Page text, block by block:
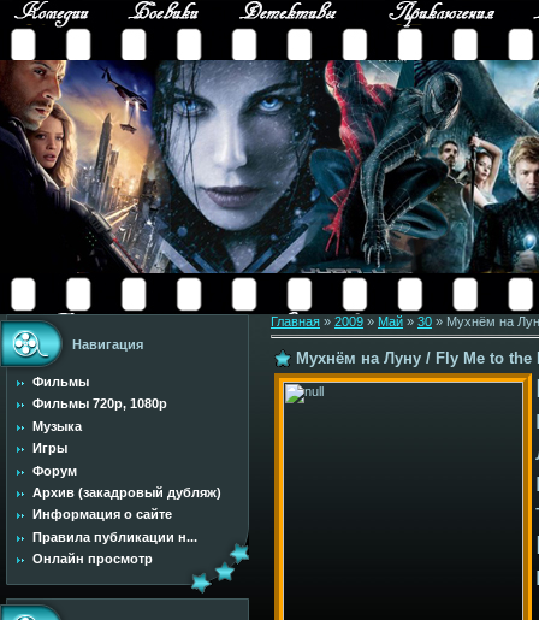
Навигация
Фильмы
Фильмы 720p, 1080p
Музыка
Игры
Форум
Архив (закадровый дубляж)
Информация о сайте
Правила публикации н...
Онлайн просмотр
Главная » 2009 » Май » 30 » Мухнём на
Мухнём на Луну / Fly Me to the